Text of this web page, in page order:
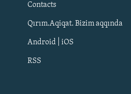
QOŞULIÑIZ!
Contacts
Qırım.Aqiqat. Bizim aqqında
Android | iOS
RSS